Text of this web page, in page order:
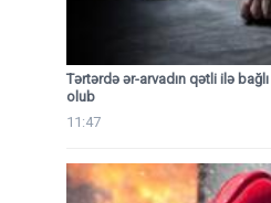
Tərtərdə ər-arvadın qətli ilə
olub
11:47